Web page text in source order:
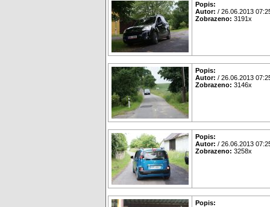
Popis:
Autor: / 26.06.2013
Zobrazeno: 3191x
Popis:
Autor: / 26.06.2013
Zobrazeno: 3146x
Popis:
Autor: / 26.06.2013
Zobrazeno: 3258x
Popis: